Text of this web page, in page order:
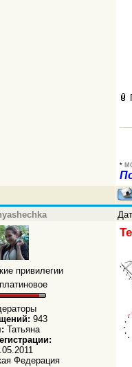
*
привилегии
943
Татьяна
Федерация